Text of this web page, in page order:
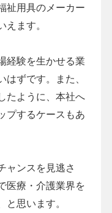
祉用具のメーカー
えます。
経験を生かせる業
はずです。また、
たように、本社へ
プするケースもあ
ャンスを見逃さ
医療・介護業界を
と思います。